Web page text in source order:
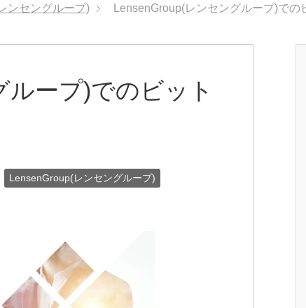
ンセングループ) LensenGroup(レンセングループ)での
ープ)でのビット
LensenGroup(レンセングループ)